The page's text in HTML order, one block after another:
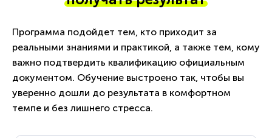
Программа подойдет тем, кто приходит за
реальными знаниями и практикой, а также тем, кому
важно подтвердить квалификацию официальным
документом. Обучение выстроено так, чтобы вы
уверенно дошли до результата в комфортном
темпе и без лишнего стресса.